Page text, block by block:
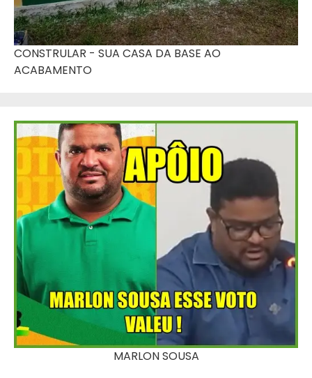
CONSTRULAR - SUA CASA DA BASE AO
ACABAMENTO
MARLON SOUSA